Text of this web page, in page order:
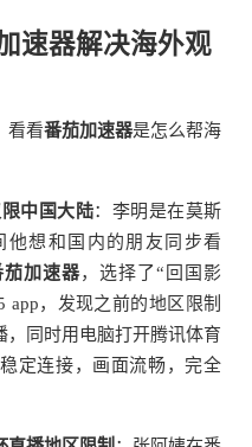
速器解决海外观
看看番茄加速器是怎么帮海
中国大陆：李明是在莫斯
想和国内的朋友同步看
茄加速器，选择了“回国影
app，发现之前的地区限制
同时用电脑打开腾讯体育
定连接，画面流畅，完全